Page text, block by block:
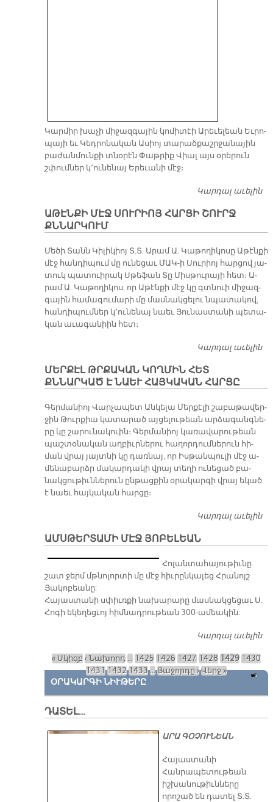
Կար­միր խա­չի մի­ջազ­գա­յին կո­մի­տէի Ա­րե­ւե­լեան Եւ­րո­
պա­յի եւ Կեդ­րո­նա­կան Ա­սիոյ տա­րած­քաշր­ջա­նա­յին
բա­ժան­մուն­քի տնօ­րէն Փաթ­րիք Վիալ այս օ­րե­րուն
շփում­ներ կ՚ու­նե­նայ Ե­րե­ւա­նի մէջ։
Կարդալ աւելին
ԱԹԷՆՔԻ ՄԷՋ ՍՈՒՐԻՈՅ ՀԱՐՑԻ ՇՈՒՐՋ
ՔՆՆԱՐԿՈՒՄ
Մե­ծի Տանն Կի­լի­կիոյ Տ.Տ. Ա­րամ Ա. Կա­թո­ղի­կո­սը Ա­թէն­քի
մէջ հան­դի­պում մը ու­նե­ցաւ ՄԱԿ-ի Սու­րիոյ հար­ցով յա­
տուկ պա­տուի­րակ Սթե­ֆան Տը Միս­թու­րա­յի հետ։ Ա­
րամ Ա. Կա­թո­ղի­կոս, որ Ա­թէն­քի մէջ կը գտնուի մի­ջազ­
գա­յին հա­մա­գու­մա­րի մը մաս­նակ­ցե­լու նպա­տա­կով,
հան­դի­պում­ներ կ՚ու­նե­նայ նաեւ Յու­նաս­տա­նի պե­տա­
կան ա­ւա­գա­նիին հետ։
Կարդալ աւելին
ՄԵՐՔԷԼ ԹՐՔԱԿԱՆ ԿՈՂՄԻՆ ՀԵՏ
ՔՆՆԱՐԿԱԾ Է ՆԱԵՒ ՀԱՅԿԱԿԱՆ ՀԱՐՑԸ
Գեր­մա­նիոյ Վար­չա­պետ Ան­կե­լա Մեր­քէ­լի շա­բա­թա­վեր­
ջին Թուր­քիա կա­տա­րած այ­ցե­լու­թեան ար­ձա­գանգ­նե­
րը կը շա­րու­նա­կուին։ Գեր­մա­նիոյ կա­ռա­վա­րու­թեան
պաշ­տօ­նա­կան աղ­բիւր­նե­րու հա­ղոր­դում­նե­րուն հի­
ման վրայ յայտ­նի կը դառ­նայ, որ Իս­թան­պու­լի մէջ ա­
մե­նա­բարձր մա­կար­դա­կի վրայ տե­ղի ու­նե­ցած բա­
նակ­ցու­թիւն­նե­րուն ըն­թաց­քին օ­րա­կար­գի վրայ ե­կած
է նաեւ հայ­կա­կան հար­ցը։
Կարդալ աւելին
ԱՄՍԹԵՐՏԱՄԻ ՄԷՋ ՅՈԲԵԼԵԱՆ
Հոլանտահայութիւնը
շատ ջերմ մթնոլորտի մը մէջ հիւրընկալեց Հրանոյշ
Յակոբեանը:
Հայաստանի սփիւռքի նախարարը մասնակցեցաւ Ս.
Հոգի եկեղեցւոյ հիմնադրութեան 300-ամեակին:
Կարդալ աւելին
Էջեր
« Սկիզբ‹ Նախորդ … 1425 1426 1427 1428 1429 1430
1431 14321433… Յաջորդը ›Վերջ »
ՕՐԱԿԱՐԳԻ ՆԻՒԹԵՐԸ
ԴԱՏԵԼ…
ԱՐԱ ԳՕՉՈՒՆԵԱՆ
​Հայաստանի
Հանրապետութեան
իշխանութիւնները
որոշած են դատել Տ.Տ.